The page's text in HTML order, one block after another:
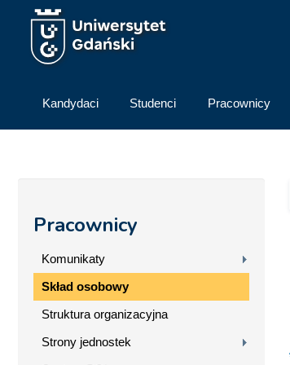
Przejdź do treści
Kandydaci Studenci Pracownicy
Pracownicy
Komunikaty
Skład osobowy
Struktura organizacyjna
Strony jednostek